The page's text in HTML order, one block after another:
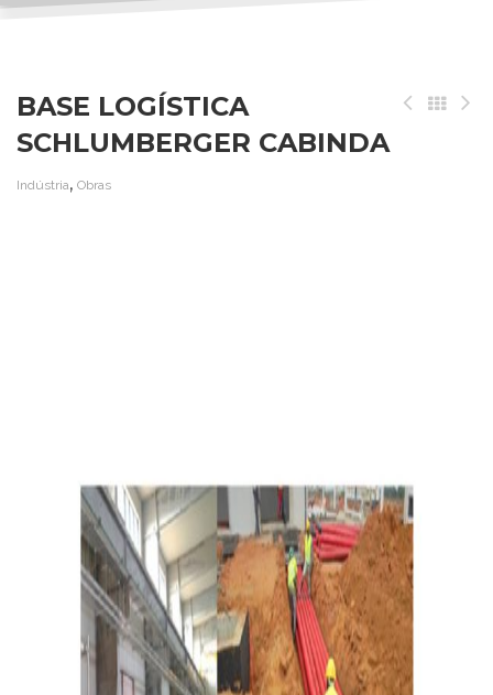
BASE LOGÍSTICA
SCHLUMBERGER CABINDA
Indústria, Obras